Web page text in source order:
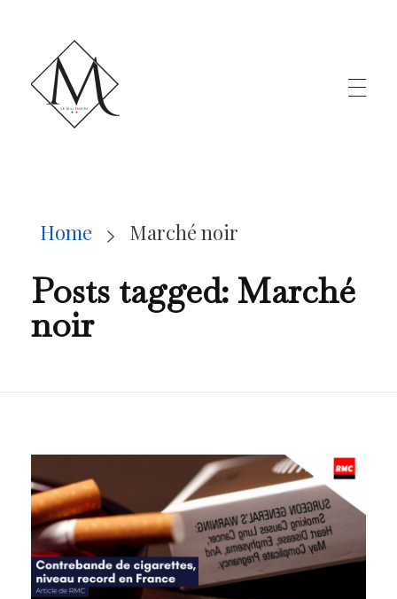
Home Marché noir
Posts tagged: Marché
noir